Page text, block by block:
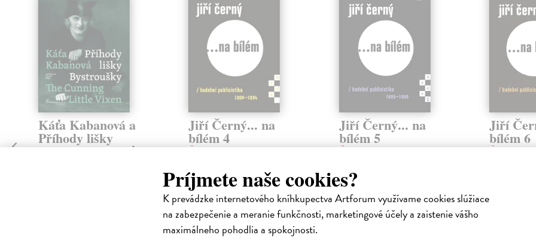
Príjmete naše cookies?
K prevádzke internetového kníhkupectva Artforum využívame cookies slúžiace
na zabezpečenie a meranie funkčnosti, marketingové účely a zaistenie vášho
maximálneho pohodlia a spokojnosti.
Káťa Kabanová a
Příhody lišky
Bystroušky / Káťa
Jiří Černý... na
bílém 4
Černý Jiří| Kniha
autorizované souborné vydání
hudební publicistiky Jiřího
Černého (* 1936)....
Zasielame do 12 dní
27,35 €
Jiří Černý... na
bílém 5
Černý Jiří| Kniha
autorizované souborné vydání
hudební publicistiky Jiřího
Černého (* 1936)....
Zasielame do 12 dní
Jiří
bílém 6
Černý Jiří|
hudební
Černého (*